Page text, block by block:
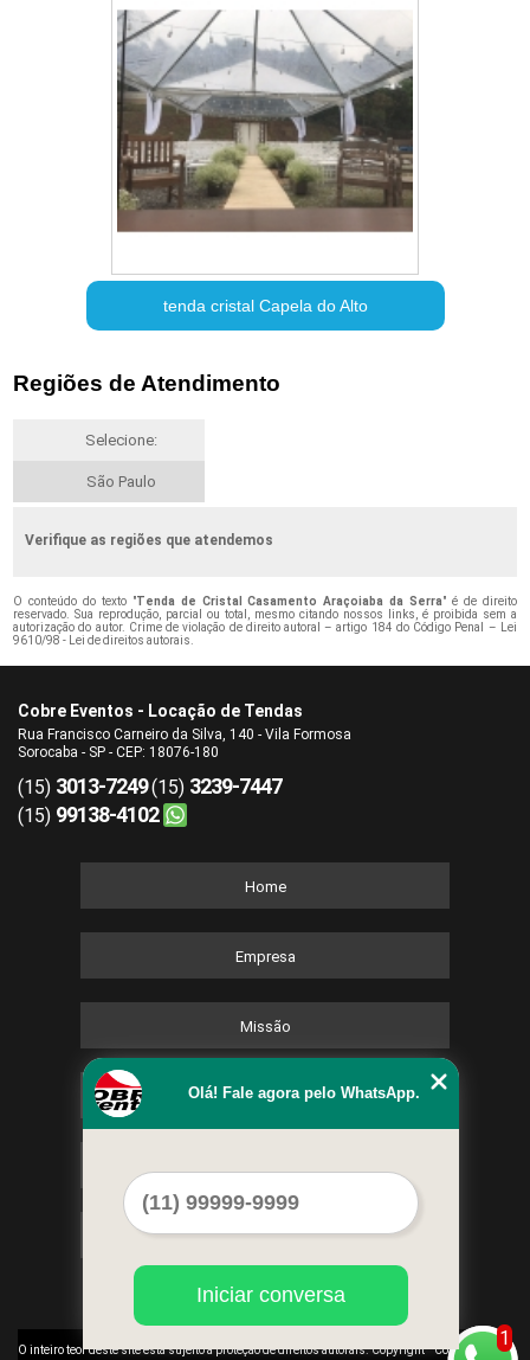
tenda cristal Capela do Alto
Regiões de Atendimento
Selecione:
São Paulo
Verifique as regiões que atendemos
O conteúdo do texto "Tenda de Cristal Casamento Araçoiaba da Serra" é de direito
reservado. Sua reprodução, parcial ou total, mesmo citando nossos links, é proibida sem a
autorização do autor. Crime de violação de direito autoral – artigo 184 do Código Penal –
Lei
9610/98 - Lei de direitos autorais
Cobre Eventos - Locação de Tendas
Rua Francisco Carneiro da Silva, 140 - Vila Formosa
Sorocaba - SP - CEP: 18076-180
(15) 3013-7249(15) 3239-7447
(15) 99138-4102
Home
Empresa
Missão
Serviços
Mapa do site
O inteiro teor deste site está sujeito à proteção de direitos autorais. Copyright Cobre Eventos
1
Olá! Fale agora pelo WhatsApp.
Iniciar conversa